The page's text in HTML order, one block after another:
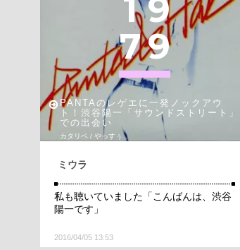
1 9
79
PANTAのレゲエに一発ノックアウ
ト！渋谷陽一「サウンドストリート」
での出会い
カタリベ / やっすぅ
ミウラ
私も聴いていました「こんばんは、渋谷
陽一です」
2016/04/05 13:53